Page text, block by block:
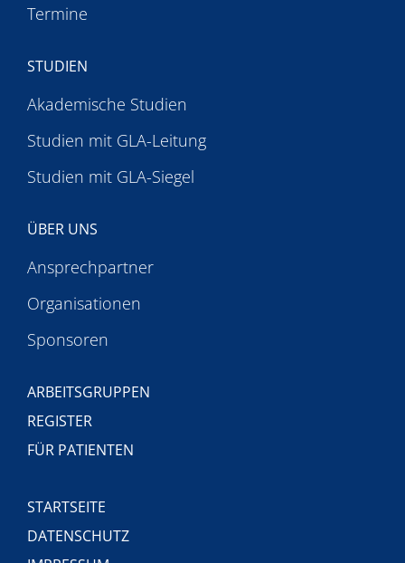
Termine
STUDIEN
Akademische Studien
Studien mit GLA-Leitung
Studien mit GLA-Siegel
ÜBER UNS
Ansprechpartner
Organisationen
Sponsoren
ARBEITSGRUPPEN
REGISTER
FÜR PATIENTEN
STARTSEITE
DATENSCHUTZ